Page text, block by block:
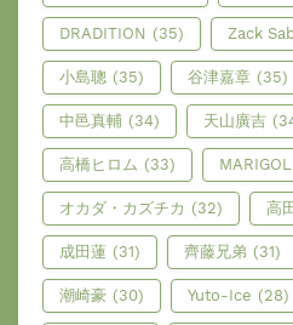
DRADITION (35) Zack
小島聰 (35) 谷津嘉章 (35)
中邑真輔 (34) 天山廣吉
高橋ヒロム (33)
オカダ・カズチカ (32) 高
成田蓮 (31) 齊藤兄弟 (31)
潮崎豪 (30) Yuto-Ice (28)